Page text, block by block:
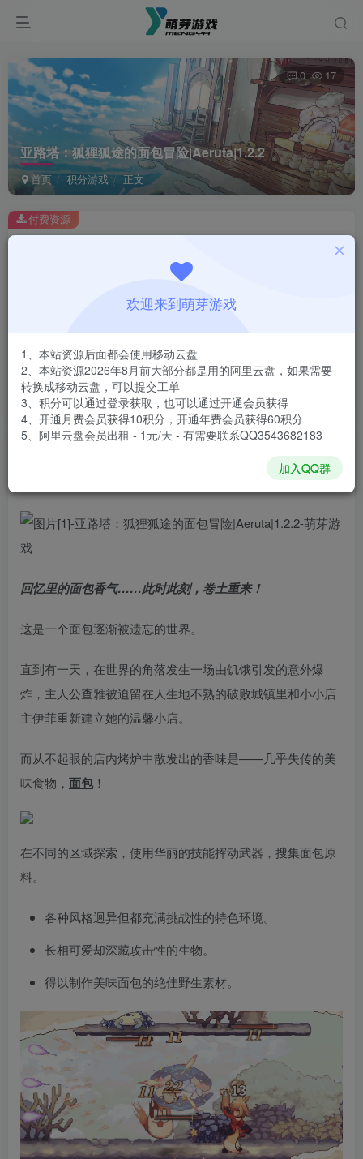
亚路塔：狐狸狐途的面包冒险|Aeruta|1.2.2
首页 积分游戏 正文
0 17
此内容为付费资源，请付费后查看
1积分
安装包大小
525 MB
游戏本体大小
付费资源
关注 私信
回忆里的面包香气……此时此刻，卷土重来！
这是一个面包逐渐被遗忘的世界。
直到有一天，在世界的角落发生一场由饥饿引发的意外爆
炸，主人公查雅被迫留在人生地不熟的破败城镇里和小小店
主伊菲重新建立她的温馨小店。
而从不起眼的店内烤炉中散发出的香味是——几乎失传的美
味食物， 面包！
在不同的区域探索，使用华丽的技能挥动武器，搜集面包原
料。
各种风格迥异但都充满挑战性的特色环境。
长相可爱却深藏攻击性的生物。
得以制作美味面包的绝佳野生素材。
欢迎来到萌芽游戏
1、本站资源后面都会使用移动云盘
2、本站资源2026年8月前大部分都是用的阿里云盘，如果需要
转换成移动云盘，可以提交工单
3、积分可以通过登录获取，也可以通过开通会员获得
4、开通月费会员获得10积分，开通年费会员获得60积分
5、阿里云盘会员出租 - 1元/天 - 有需要联系QQ3543682183
加入QQ群